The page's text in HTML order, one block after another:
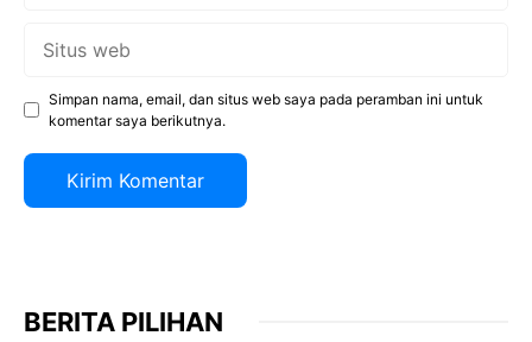
Simpan nama, email, dan situs web saya pada peramban ini untuk
komentar saya berikutnya.
BERITA PILIHAN